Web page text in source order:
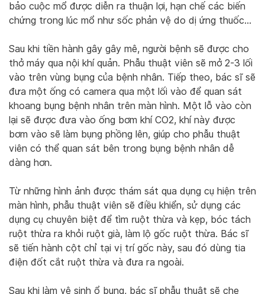
bảo cuộc mổ được diễn ra thuận lợi, hạn chế các biến
chứng trong lúc mổ như sốc phản vệ do dị ứng thuốc…
Sau khi tiền hành gây gây mê, người bệnh sẽ được cho
thở máy qua nội khí quản. Phẫu thuật viên sẽ mở 2-3 lối
vào trên vùng bụng của bệnh nhân. Tiếp theo, bác sĩ sẽ
đưa một ống có camera qua một lối vào để quan sát
khoang bụng bệnh nhân trên màn hình. Một lỗ vào còn
lại sẽ được đưa vào ống bơm khí CO2, khí này được
bơm vào sẽ làm bụng phồng lên, giúp cho phẫu thuật
viên có thể quan sát bên trong bụng bệnh nhân dễ
dàng hơn.
Từ những hình ảnh được thám sát qua dụng cụ hiện trên
màn hình, phẫu thuật viên sẽ điều khiển, sử dụng các
dụng cụ chuyên biệt để tìm ruột thừa và kẹp, bóc tách
ruột thừa ra khỏi ruột già, làm lộ gốc ruột thừa. Bác sĩ
sẽ tiến hành cột chỉ tại vị trí gốc này, sau đó dùng tia
điện đốt cắt ruột thừa và đưa ra ngoài.
Sau khi làm vệ sinh ổ bụng, bác sĩ phẫu thuật sẽ che